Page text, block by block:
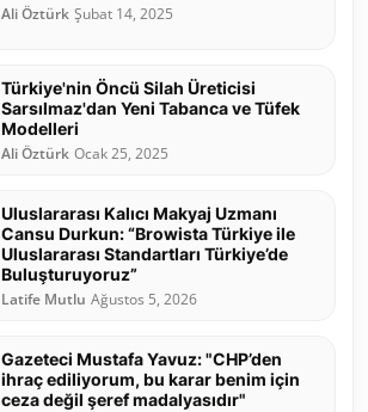
Ali Öztürk Şubat 14, 2025
Türkiye'nin Öncü Silah Üreticisi
Sarsılmaz'dan Yeni Tabanca ve Tüfek
Modelleri
Ali Öztürk Ocak 25, 2025
Uluslararası Kalıcı Makyaj Uzmanı
Cansu Durkun: “Browista Türkiye ile
Uluslararası Standartları Türkiye’de
Buluşturuyoruz”
Latife Mutlu Ağustos 5, 2026
Gazeteci Mustafa Yavuz: "CHP’den
ihraç ediliyorum, bu karar benim için
ceza değil şeref madalyasıdır"